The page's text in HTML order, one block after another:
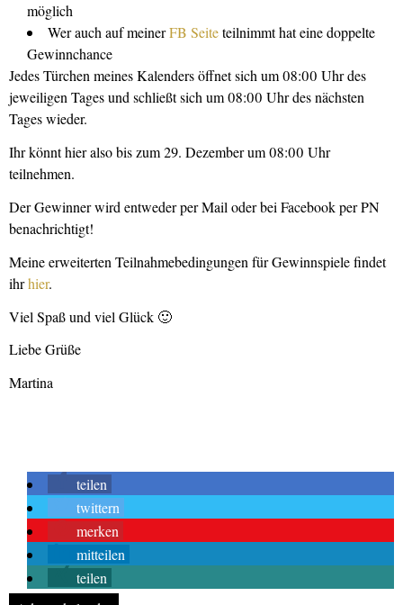
möglich
Wer auch auf meinerFB Seiteteilnimmt hat eine doppelte
Gewinnchance
Jedes Türchen meines Kalenders öffnet sich um 08:00 Uhr des
jeweiligen Tages und schließt sich um 08:00 Uhr des nächsten
Tages wieder.
Ihr könnt hier also bis zum 29. Dezember um 08:00 Uhr
teilnehmen.
Der Gewinner wird entweder per Mail oder bei Facebook per PN
benachrichtigt!
Meine erweiterten Teilnahmebedingungen für Gewinnspiele findet
ihrhier.
Viel Spaß und viel Glück 🙂
Liebe Grüße
Martina
teilen
twittern
merken
mitteilen
teilen